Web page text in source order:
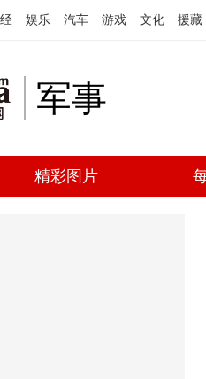
娱乐 汽车 游戏 文化 援藏
军事
精彩图片